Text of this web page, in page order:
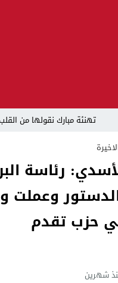
تهنئة مبارك نقولها من
ضباط الجيش سيدخلون الهيئة
قوة امنية تقبض على هاشم
ائتلاف السوداني
دفعة جديدة نحو الإدارة
رئاسة
وعملت
حزب تقدم
شهرين